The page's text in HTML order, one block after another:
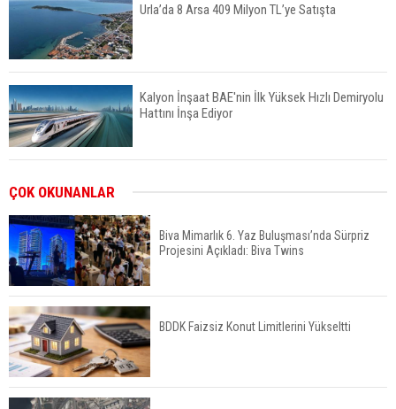
Urla’da 8 Arsa 409 Milyon TL’ye Satışta
Kalyon İnşaat BAE'nin İlk Yüksek Hızlı Demiryolu
Hattını İnşa Ediyor
TOKİ 51 İlde 540 Konut ve İş Yerini Satışa
Sunuyor
Yatırımcıların Bina Tercihi Değişiyor: Dijital Altyapı
Öne Çıkıyor
ÇOK OKUNANLAR
Biva Mimarlık 6. Yaz Buluşması’nda Sürpriz
Projesini Açıkladı: Biva Twins
BDDK Faizsiz Konut Limitlerini Yükseltti